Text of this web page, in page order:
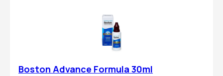
Boston Advance Formula 30ml